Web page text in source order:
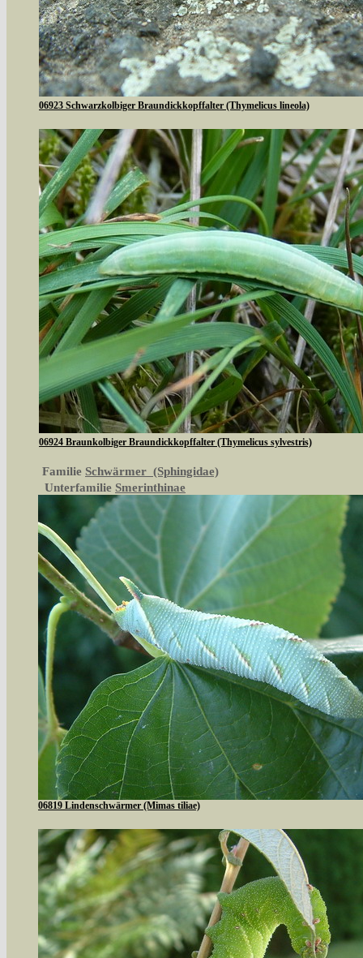
06923 Schwarzkolbiger Braundickkopffalter (Thymelicus lineola)
06924 Braunkolbiger Braundickkopffalter (Thymelicus sylvestris)
Familie Schwärmer (Sphingidae)
Unterfamilie Smerinthinae
06819 Lindenschwärmer (Mimas tiliae)